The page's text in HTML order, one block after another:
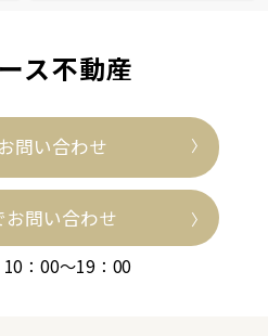
ス不動産
問い合わせ
お問い合わせ
：00～19：00